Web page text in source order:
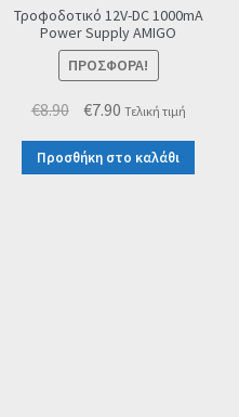
Τροφοδοτικό 12V-DC 1000mA
Power Supply ΑMIGO
ΠΡΟΣΦΟΡΆ!
€8.90 Original
price
was:
€7.90Η
τρέχουσα
τιμή
Τελική τιμή
Προσθήκη στο καλάθι